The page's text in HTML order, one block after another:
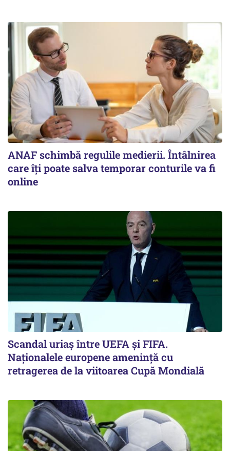
ANAF schimbă regulile medierii. Întâlnirea
care îți poate salva temporar conturile va fi
online
Scandal uriaş între UEFA şi FIFA.
Naţionalele europene ameninţă cu
retragerea de la viitoarea Cupă Mondială